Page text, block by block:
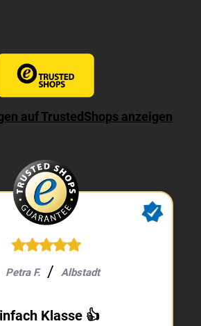
auf TrustedShops anzeigen
Petra F. Albstadt
Klasse 👍